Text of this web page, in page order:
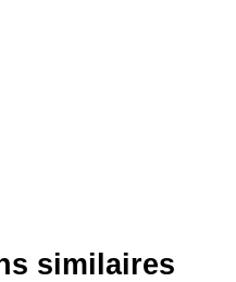
similaires